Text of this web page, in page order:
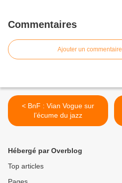
Commentaires
Ajouter un commentaire
< BnF : Vian Vogue sur
l’écume du jazz
Hébergé par Overblog
Top articles